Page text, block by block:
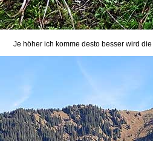
Je höher ich komme desto besser wird